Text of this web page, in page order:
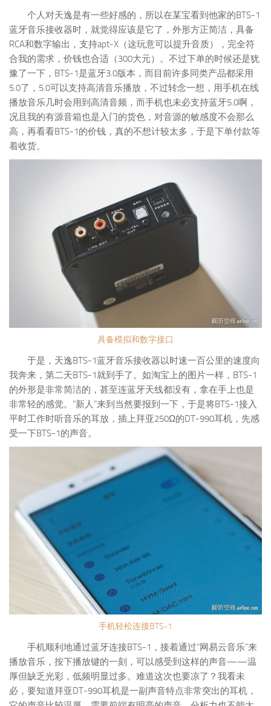
个人对天逸是有一些好感的，所以在某宝看到他家的BTS-1
蓝牙音乐接收器时，就觉得应该是它了，外形方正简洁，具备
RCA和数字输出，支持apt-X（这玩意可以提升音质），完全符
合我的需求，价钱也合适（300大元）。不过下单的时候还是犹
豫了一下，BTS-1是蓝牙3.0版本，而目前许多同类产品都采用
5.0了，5.0可以支持高清音乐播放，不过转念一想，用手机在线
播放音乐几时会用到高清音频，而手机也未必支持蓝牙5.0啊，
况且我的有源音箱也是入门的货色，对音源的敏感度不会那么
高，再看看BTS-1的价钱，真的不想计较太多，于是下单付款等
着收货。
具备模拟和数字接口
于是，天逸BTS-1蓝牙音乐接收器以时速一百公里的速度向
我奔来，第二天BTS-1就到手了。如淘宝上的图片一样，BTS-1
的外形是非常简洁的，甚至连蓝牙天线都没有，拿在手上也是
非常轻的感觉。“新人”来到当然要报到一下，于是将BTS-1接入
平时工作时听音乐的耳放，插上拜亚250Ω的DT-990耳机，先感
受一下BTS-1的声音。
手机轻松连接BTS-1
手机顺利地通过蓝牙连接BTS-1，接着通过“网易云音乐”来
播放音乐，按下播放键的一刻，可以感受到这样的声音——温
厚但缺乏光彩，低频明显过多。难道这次也要凉了？我看未
必，要知道拜亚DT-990耳机是一副声音特点非常突出的耳机，